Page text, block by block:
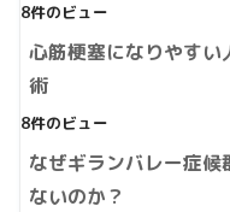
8件のビュー
心筋梗塞になりやすい
術
8件のビュー
なぜギランバレー症
ないのか？